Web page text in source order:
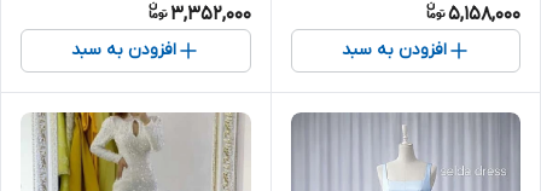
5,158,000
افزودن به سبد
3,352,000
افزودن به سبد